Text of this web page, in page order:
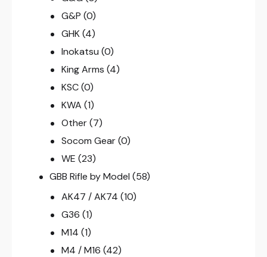
G&P (0)
GHK (4)
Inokatsu (0)
King Arms (4)
KSC (0)
KWA (1)
Other (7)
Socom Gear (0)
WE (23)
GBB Rifle by Model (58)
AK47 / AK74 (10)
G36 (1)
M14 (1)
M4 / M16 (42)